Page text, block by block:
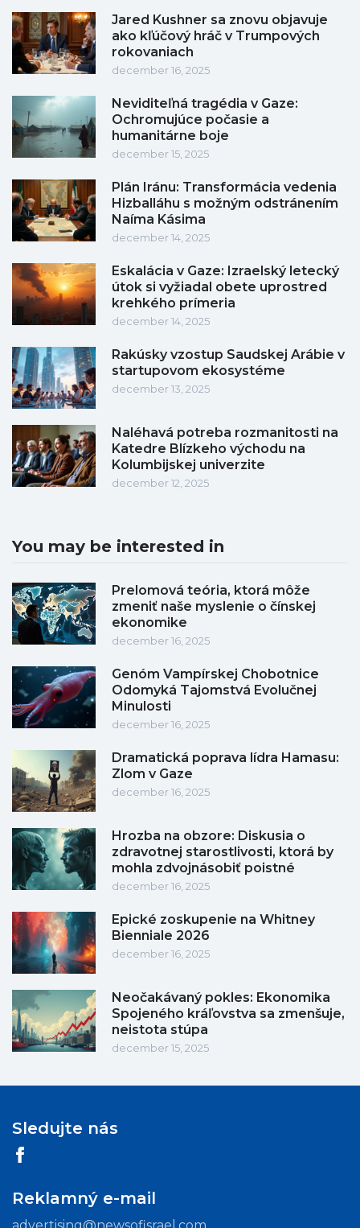
Jared Kushner sa znovu objavuje
ako kľúčový hráč v Trumpových
rokovaniach
december 16, 2025
Neviditeľná tragédia v Gaze:
Ochromujúce počasie a
humanitárne boje
december 15, 2025
Plán Iránu: Transformácia vedenia
Hizballáhu s možným odstránením
Naíma Kásima
december 14, 2025
Eskalácia v Gaze: Izraelský letecký
útok si vyžiadal obete uprostred
krehkého prímeria
december 14, 2025
Rakúsky vzostup Saudskej Arábie v
startupovom ekosystéme
december 13, 2025
Naléhavá potreba rozmanitosti na
Katedre Blízkeho východu na
Kolumbijskej univerzite
december 12, 2025
You may be interested in
Prelomová teória, ktorá môže
zmeniť naše myslenie o čínskej
ekonomike
december 16, 2025
Genóm Vampírskej Chobotnice
Odomyká Tajomstvá Evolučnej
Minulosti
december 16, 2025
Dramatická poprava lídra Hamasu:
Zlom v Gaze
december 16, 2025
Hrozba na obzore: Diskusia o
zdravotnej starostlivosti, ktorá by
mohla zdvojnásobiť poistné
december 16, 2025
Epické zoskupenie na Whitney
Bienniale 2026
december 16, 2025
Neočakávaný pokles: Ekonomika
Spojeného kráľovstva sa zmenšuje,
neistota stúpa
december 15, 2025
Sledujte nás
Reklamný e-mail